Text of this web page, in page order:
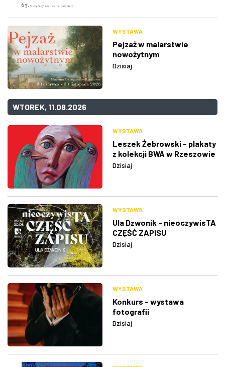
WYSTAWA
Pejzaż w malarstwie
nowożytnym
Dzisiaj
WTOREK, 11.08.2026
WYSTAWA
Leszek Żebrowski - plakaty
z kolekcji BWA w Rzeszowie
Dzisiaj
WYSTAWA
Ula Dzwonik - nieoczywisTA
CZĘŚĆ ZAPISU
Dzisiaj
WYSTAWA
Konkurs - wystawa
fotografii
Dzisiaj